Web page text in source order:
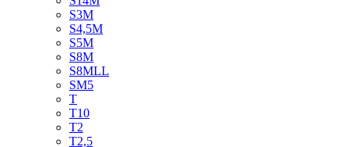
S3M
S4,5M
S5M
S8M
S8MLL
SM5
T
T10
T2
T2,5